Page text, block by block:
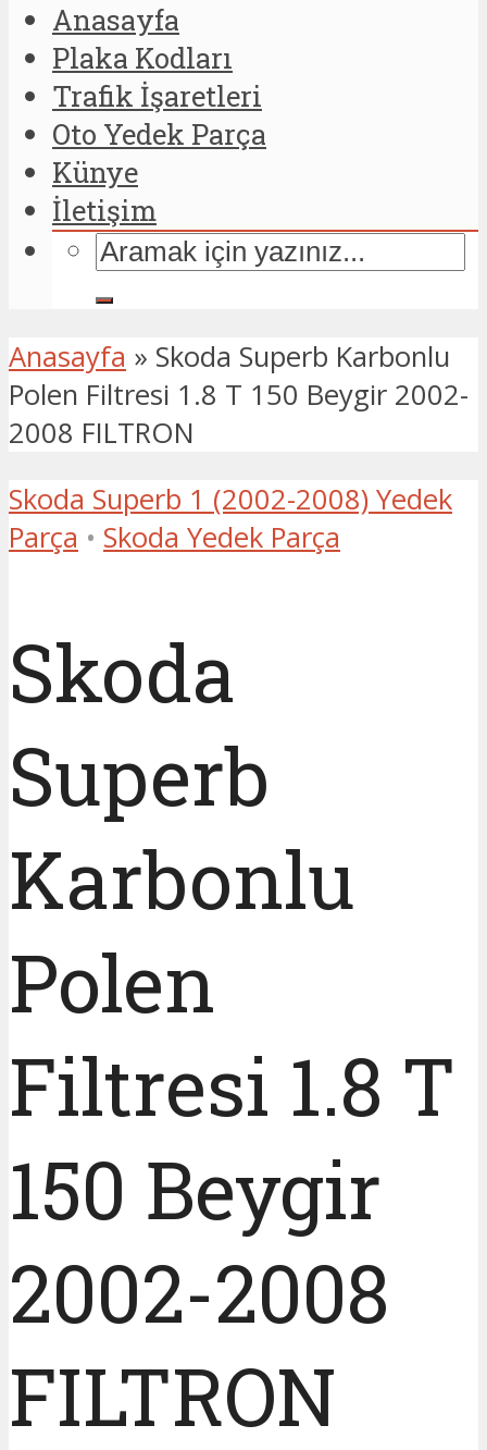
Anasayfa
Plaka Kodları
Trafik İşaretleri
Oto Yedek Parça
Künye
İletişim
Anasayfa » Skoda Superb Karbonlu
Polen Filtresi 1.8 T 150 Beygir 2002-
2008 FILTRON
Skoda Superb 1 (2002-2008) Yedek
Parça • Skoda Yedek Parça
Skoda
Superb
Karbonlu
Polen
Filtresi 1.8 T
150 Beygir
2002-2008
FILTRON